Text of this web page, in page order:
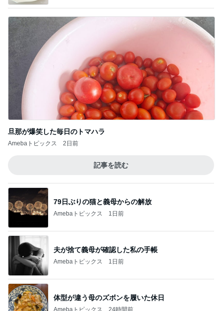
旦那が爆笑した毎日のトマハラ
Amebaトピックス 2日前
記事を読む
79日ぶりの猫と義母からの解放
Amebaトピックス 1日前
夫が捨て義母が確認した私の手帳
Amebaトピックス 1日前
体型が違う母のズボンを履いた休日
Amebaトピックス 24時間前